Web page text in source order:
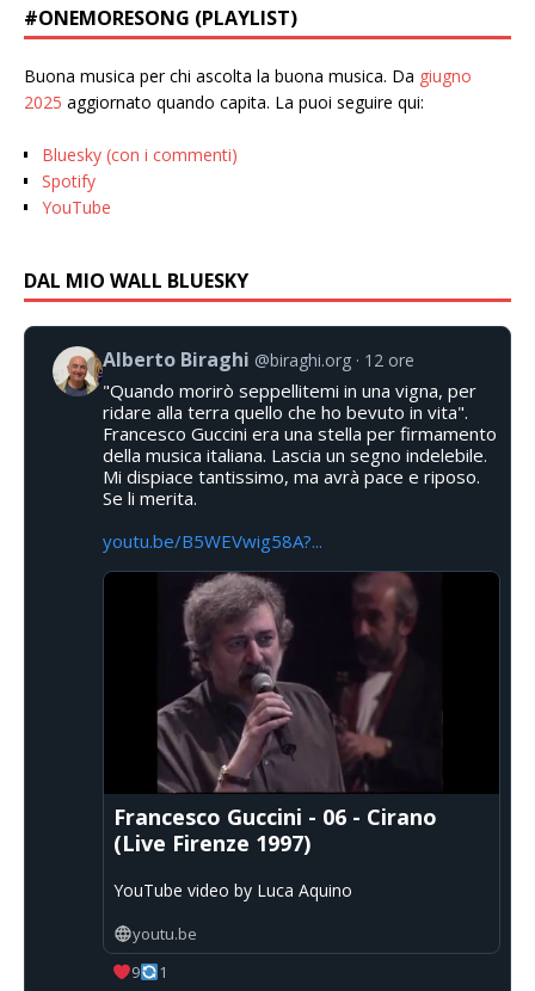
#ONEMORESONG (PLAYLIST)
Buona musica per chi ascolta la buona musica. Da giugno
2025 aggiornato quando capita. La puoi seguire qui:
Bluesky (con i commenti)
Spotify
YouTube
DAL MIO WALL BLUESKY
Alberto Biraghi @biraghi.org 12 ore
"Quando morirò seppellitemi in una vigna, per
ridare alla terra quello che ho bevuto in vita".
Francesco Guccini era una stella per firmamento
della musica italiana. Lascia un segno indelebile.
Mi dispiace tantissimo, ma avrà pace e riposo.
Se li merita.
youtu.be/B5WEVwig58A?...
Francesco Guccini - 06 - Cirano
(Live Firenze 1997)
YouTube video by Luca Aquino
youtu.be
9
1